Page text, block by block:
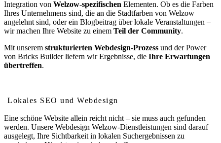
Integration von Welzow-spezifischen Elementen. Ob es die Farben
Ihres Unternehmens sind, die an die Stadtfarben von Welzow
angelehnt sind, oder ein Blogbeitrag über lokale Veranstaltungen –
wir machen Ihre Website zu einem Teil der Community.
Mit unserem strukturierten Webdesign-Prozess und der Power
von Bricks Builder liefern wir Ergebnisse, die Ihre Erwartungen
übertreffen.
Lokales SEO und Webdesign
Eine schöne Website allein reicht nicht – sie muss auch gefunden
werden. Unsere Webdesign Welzow-Dienstleistungen sind darauf
ausgelegt, Ihre Sichtbarkeit in lokalen Suchergebnissen zu